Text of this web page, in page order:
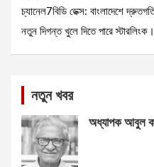
চ্যানেল7বিডি ডেক্স: বাংলাদেশে
নতুন দিগন্ত খুলে দিতে পারে
নতুন খবর
অধ্যাপক আবুল